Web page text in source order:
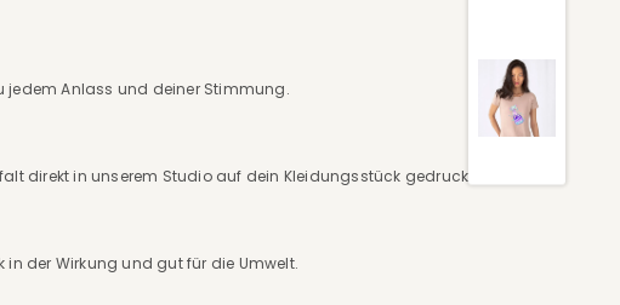
jedem Anlass und deiner Stimmung.
direkt in unserem Studio auf dein Kleidungsstück gedruckt.
in der Wirkung und gut für die Umwelt.